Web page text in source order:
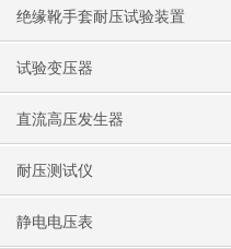
绝缘靴手套耐压试验装置
试验变压器
直流高压发生器
耐压测试仪
静电电压表